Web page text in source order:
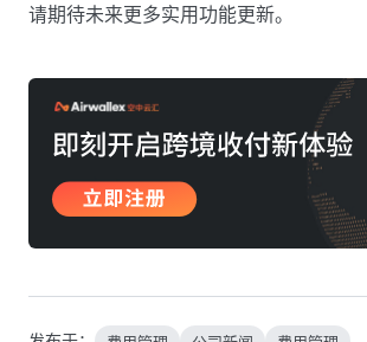
请期待未来更多实用功能更新。